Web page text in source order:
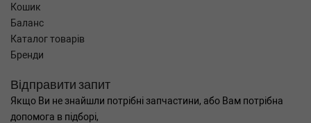
Кошик
Баланс
Каталог товарів
Бренди
Відправити запит
Якщо Ви не знайшли потрібні запчастини, або Вам потрібна
допомога в підборі,